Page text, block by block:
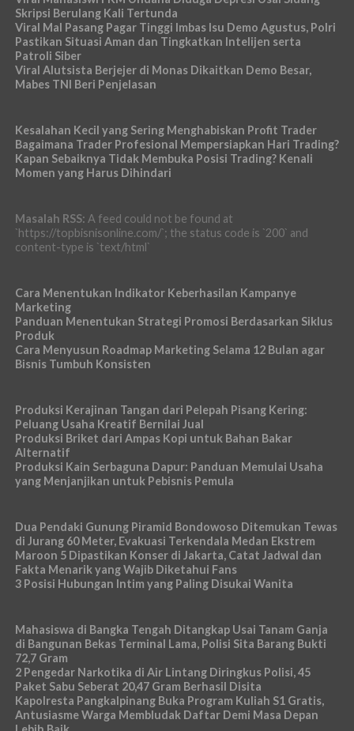
Skripsi Berulang Kali Tertunda
Viral Mal Pasang Pagar Tinggi Imbas Isu Demo Agustus, Polri
Pastikan Situasi Aman dan Tingkatkan Intelijen serta
Patroli Siber
Viral Alutsista Berjejer di Monas Dikaitkan Demo Besar,
Mabes TNI Beri Penjelasan
Kesalahan Kecil yang Sering Menghabiskan Profit Trader
Bagaimana Trader Profesional Mempersiapkan Hari Trading?
Kapan Sebaiknya Tidak Membuka Posisi Trading? Kenali
Momen yang Harus Dihindari
Masalah RSS: A feed could not be found at
`https://topbisnisonline.com/`; the status code is `200` and
content-type is `text/html`
Cara Menentukan Indikator Keberhasilan Kampanye
Marketing
Panduan Menentukan Strategi Promosi Berdasarkan Siklus
Produk
Cara Menyusun Roadmap Marketing Selama 12 Bulan agar
Bisnis Tumbuh Konsisten
Produksi Kerajinan Tangan dari Pelepah Pisang Kering:
Peluang Usaha Kreatif Bernilai Jual
Produksi Briket dari Ampas Kopi untuk Bahan Bakar
Alternatif
Produksi Kain Serbaguna Dapur: Panduan Memulai Usaha
yang Menjanjikan untuk Pebisnis Pemula
Dua Pendaki Gunung Piramid Bondowoso Ditemukan Tewas
di Jurang 60 Meter, Evakuasi Terkendala Medan Ekstrem
Maroon 5 Dipastikan Konser di Jakarta, Catat Jadwal dan
Fakta Menarik yang Wajib Diketahui Fans
3 Posisi Hubungan Intim yang Paling Disukai Wanita
Mahasiswa di Bangka Tengah Ditangkap Usai Tanam Ganja
di Bangunan Bekas Terminal Lama, Polisi Sita Barang Bukti
72,7 Gram
2 Pengedar Narkotika di Air Lintang Diringkus Polisi, 45
Paket Sabu Seberat 20,47 Gram Berhasil Disita
Kapolresta Pangkalpinang Buka Program Kuliah S1 Gratis,
Antusiasme Warga Membludak Daftar Demi Masa Depan